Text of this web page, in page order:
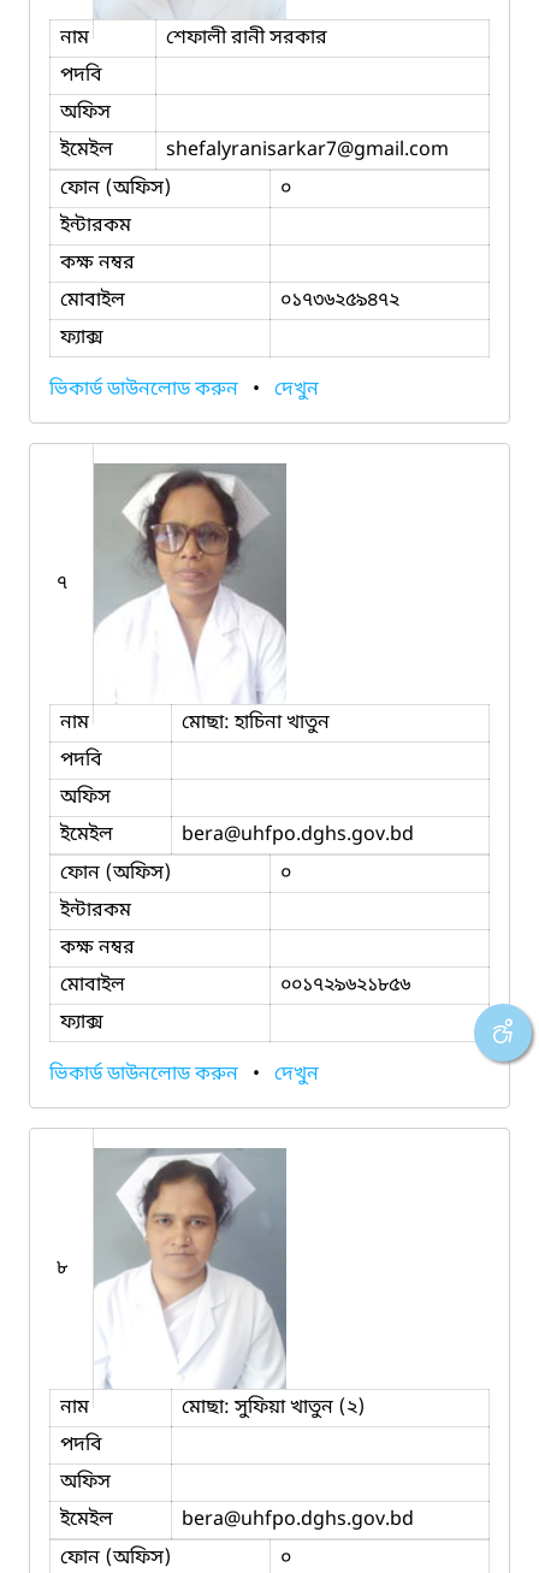
নাম
শেফালী রানী সরকার
পদবি
অফিস
ইমেইল
shefalyranisarkar7@gmail.com
ফোন (অফিস)
০
ইন্টারকম
কক্ষ নম্বর
মোবাইল
০১৭৩৬২৫৯৪৭২
ফ্যাক্স
ভিকার্ড ডাউনলোড করুন • দেখুন
৭
নাম
মোছা: হাচিনা খাতুন
পদবি
অফিস
ইমেইল
bera@uhfpo.dghs.gov.bd
ফোন (অফিস)
০
ইন্টারকম
কক্ষ নম্বর
মোবাইল
০০১৭২৯৬২১৮৫৬
ফ্যাক্স
ভিকার্ড ডাউনলোড করুন • দেখুন
৮
নাম
মোছা: সুফিয়া খাতুন (২)
পদবি
অফিস
ইমেইল
bera@uhfpo.dghs.gov.bd
ফোন (অফিস)
০